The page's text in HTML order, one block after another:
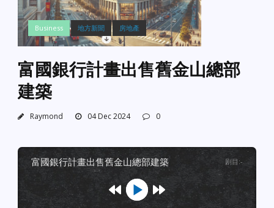
Business 地方新聞 房地產
富國銀行計畫出售舊金山總部
建築
Raymond 04 Dec 2024 0
富國銀行計畫出售舊金山總部建築 剧目 :-